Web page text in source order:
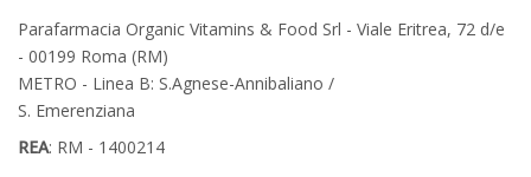
Parafarmacia Organic Vitamins & Food Srl - Viale Eritrea, 72 d/e
- 00199 Roma (RM)
METRO - Linea B: S.Agnese-Annibaliano /
S. Emerenziana
REA: RM - 1400214